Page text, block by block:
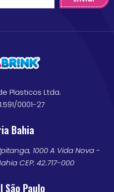
Plasticos Ltda.
0001-27
Bahia
1000 A Vida Nova -
CEP: 42.717-000
São Paulo